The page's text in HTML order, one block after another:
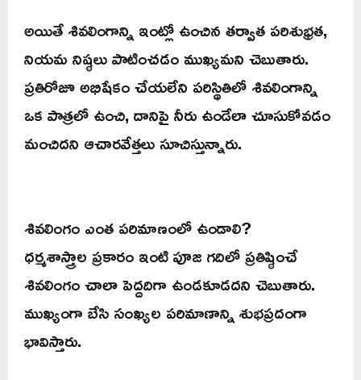
అయితే శివలింగాన్ని ఇంట్లో ఉంచిన తర్వాత పరిశుభ్రత,
నియమ నిష్ఠలు పాటించడం ముఖ్యమని చెబుతారు.
ప్రతిరోజూ అభిషేకం చేయలేని పరిస్థితిలో శివలింగాన్ని
ఒక పాత్రలో ఉంచి, దానిపై నీరు ఉండేలా చూసుకోవడం
మంచిదని ఆచారవేత్తలు సూచిస్తున్నారు.
శివలింగం ఎంత పరిమాణంలో ఉండాలి?
ధర్మశాస్త్రాల ప్రకారం ఇంటి పూజ గదిలో ప్రతిష్ఠించే
శివలింగం చాలా పెద్దదిగా ఉండకూడదని చెబుతారు.
ముఖ్యంగా బేసి సంఖ్యల పరిమాణాన్ని శుభప్రదంగా
భావిస్తారు.